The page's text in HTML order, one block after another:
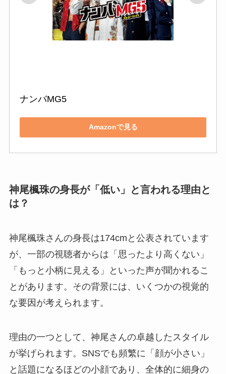
ナンバMG5
Amazonで見る
神尾楓珠の身長が「低い」と言われる理由と
は？
神尾楓珠さんの身長は174cmと公表されています
が、一部の視聴者からは「思ったより高くない」
「もっと小柄に見える」といった声が聞かれるこ
とがあります。その背景には、いくつかの視覚的
な要因が考えられます。
理由の一つとして、神尾さんの卓越したスタイル
が挙げられます。SNSでも頻繁に「顔が小さい」
と話題になるほどの小顔であり、全体的に細身の